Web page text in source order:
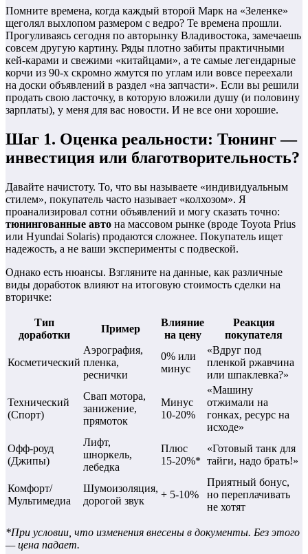
Помните времена, когда каждый второй Марк на «Зеленке»
щеголял выхлопом размером с ведро? Те времена прошли.
Прогуливаясь сегодня по авторынку Владивостока, замечаешь
совсем другую картину. Ряды плотно забиты практичными
кей-карами и свежими «китайцами», а те самые легендарные
корчи из 90-х скромно жмутся по углам или вовсе переехали
на доски объявлений в раздел «на запчасти». Если вы решили
продать свою ласточку, в которую вложили душу (и половину
зарплаты), у меня для вас новости. И не все они хорошие.
Шаг 1. Оценка реальности: Тюнинг —
инвестиция или благотворительность?
Давайте начистоту. То, что вы называете «индивидуальным
стилем», покупатель часто называет «колхозом». Я
проанализировал сотни объявлений и могу сказать точно:
тюнингованные авто на массовом рынке (вроде Toyota Prius
или Hyundai Solaris) продаются сложнее. Покупатель ищет
надежость, а не ваши эксперименты с подвеской.
Однако есть нюансы. Взгляните на данные, как различные
виды доработок влияют на итоговую стоимость сделки на
вторичке:
Тип
доработки
Пример
Влияние
на цену
Реакция
покупателя
Косметический
Аэрография,
пленка,
реснички
0% или
минус
«Вдруг под
пленкой ржавчина
или шпаклевка?»
Технический
(Спорт)
Свап мотора,
занижение,
прямоток
Минус
10-20%
«Машину
отжимали на
гонках, ресурс на
исходе»
Офф-роуд
(Джипы)
Лифт,
шноркель,
лебедка
Плюс
15-20%*
«Готовый танк для
тайги, надо брать!»
Комфорт/
Мультимедиа
Шумоизоляция,
дорогой звук
+ 5-10%
Приятный бонус,
но переплачивать
не хотят
*При условии, что изменения внесены в документы. Без этого
— цена падает.